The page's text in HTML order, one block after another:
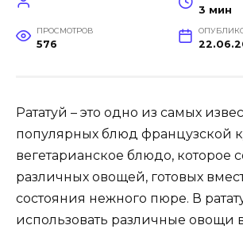
3 мин
ПРОСМОТРОВ
576
Рататуй – это одно из самых
популярных блюд французской
вегетарианское блюдо, которое
различных овощей, готовых
состояния нежного пюре. В
использовать различные овощи